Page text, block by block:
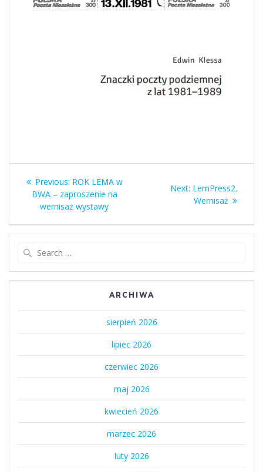
Nawigacja
wpisu
Previous: Previous
post:
ROK LEMA w
BWA – zaproszenie na
wernisaż wystawy
Next: Next
post:
LemPress2.
Wernisaż
ARCHIWA
sierpień 2026
lipiec 2026
czerwiec 2026
maj 2026
kwiecień 2026
marzec 2026
luty 2026